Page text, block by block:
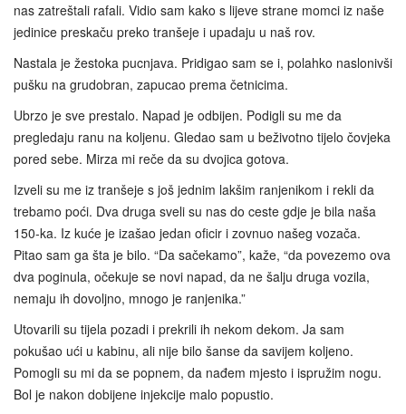
nas zatreštali rafali. Vidio sam kako s lijeve strane momci iz naše
jedinice preskaču preko tranšeje i upadaju u naš rov.
Nastala je žestoka pucnjava. Pridigao sam se i, polahko naslonivši
pušku na grudobran, zapucao prema četnicima.
Ubrzo je sve prestalo. Napad je odbijen. Podigli su me da
pregledaju ranu na koljenu. Gledao sam u beživotno tijelo čovjeka
pored sebe. Mirza mi reče da su dvojica gotova.
Izveli su me iz tranšeje s još jednim lakšim ranjenikom i rekli da
trebamo poći. Dva druga sveli su nas do ceste gdje je bila naša
150-ka. Iz kuće je izašao jedan oficir i zovnuo našeg vozača.
Pitao sam ga šta je bilo. “Da sačekamo”, kaže, “da povezemo ova
dva poginula, očekuje se novi napad, da ne šalju druga vozila,
nemaju ih dovoljno, mnogo je ranjenika.”
Utovarili su tijela pozadi i prekrili ih nekom dekom. Ja sam
pokušao ući u kabinu, ali nije bilo šanse da savijem koljeno.
Pomogli su mi da se popnem, da nađem mjesto i ispružim nogu.
Bol je nakon dobijene injekcije malo popustio.